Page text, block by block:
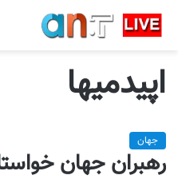
اپیدمیها
جهان
رهبران جهان